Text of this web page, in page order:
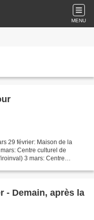
MENU
29 février: Maison de la
Centre culturel de
3 mars: Centre
- Demain, après la